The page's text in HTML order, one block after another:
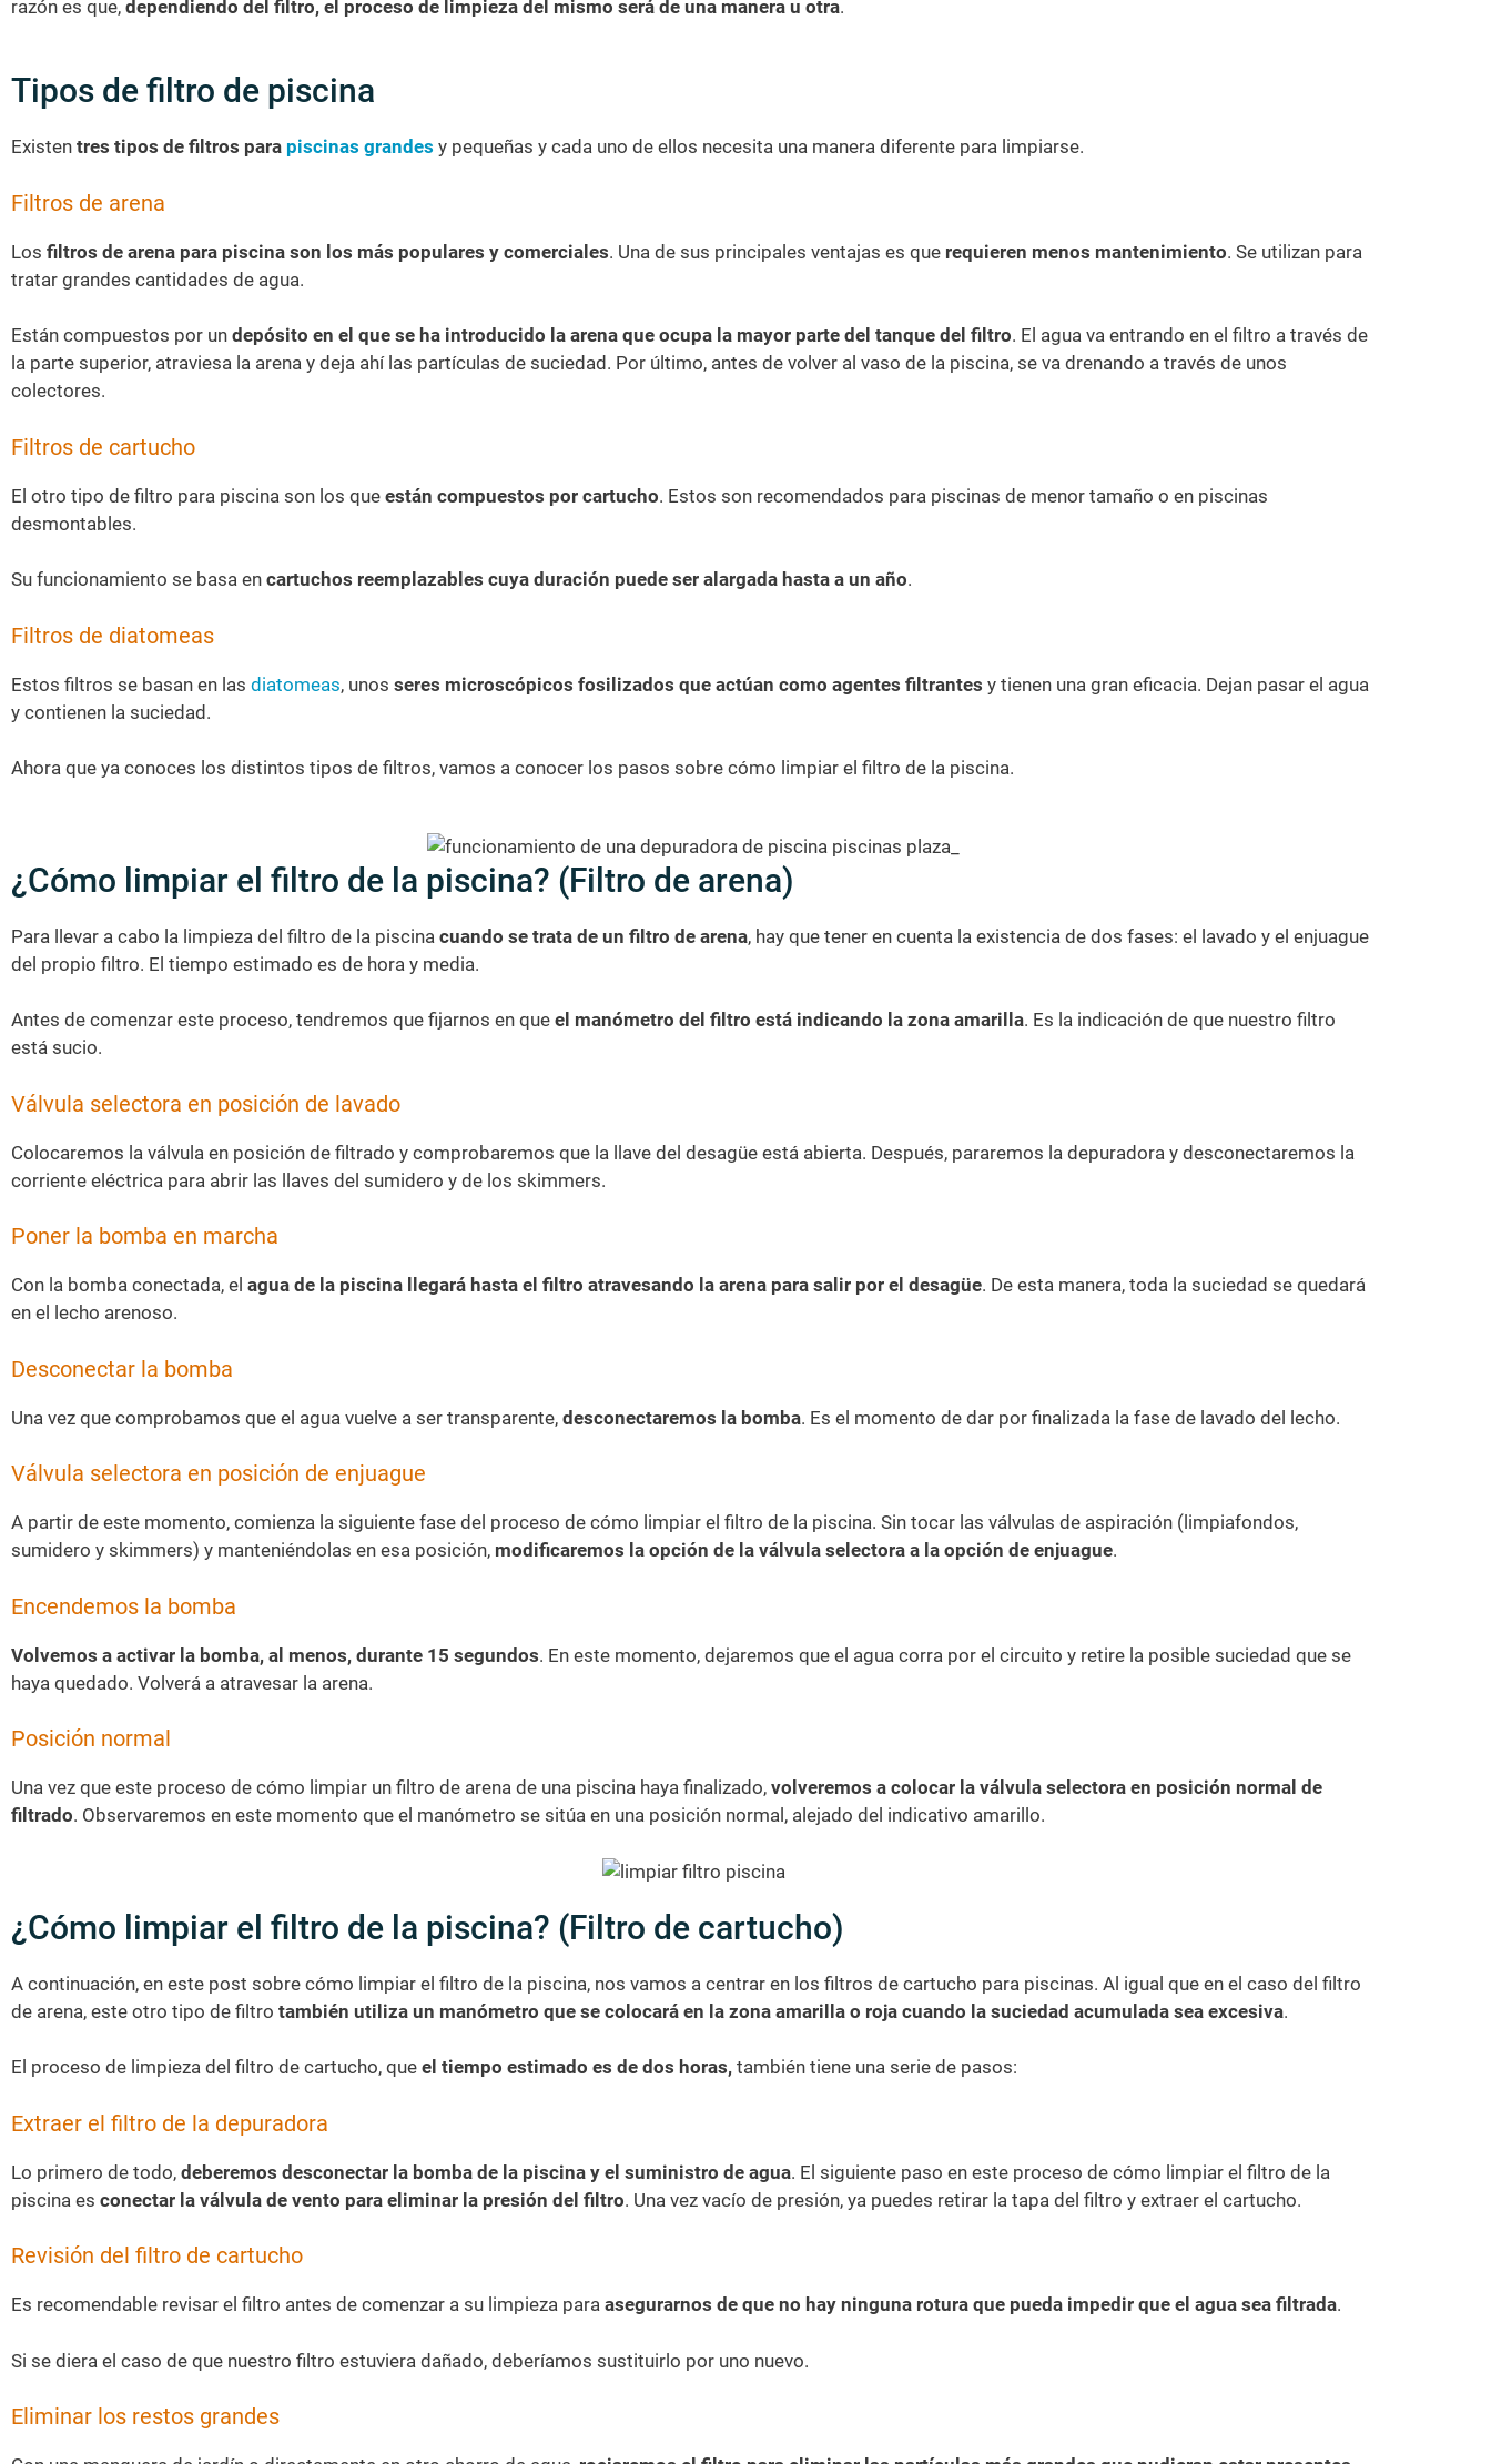
razón es que, dependiendo del filtro, el proceso de limpieza del mismo será de una manera u otra.
Tipos de filtro de piscina
Existen tres tipos de filtros para piscinas grandes y pequeñas y cada uno de ellos necesita una manera diferente para limpiarse.
Filtros de arena
Los filtros de arena para piscina son los más populares y comerciales. Una de sus principales ventajas es que requieren menos mantenimiento. Se utilizan para
tratar grandes cantidades de agua.
Están compuestos por un depósito en el que se ha introducido la arena que ocupa la mayor parte del tanque del filtro. El agua va entrando en el filtro a través de
la parte superior, atraviesa la arena y deja ahí las partículas de suciedad. Por último, antes de volver al vaso de la piscina, se va drenando a través de unos
colectores.
Filtros de cartucho
El otro tipo de filtro para piscina son los que están compuestos por cartucho. Estos son recomendados para piscinas de menor tamaño o en piscinas
desmontables.
Su funcionamiento se basa en cartuchos reemplazables cuya duración puede ser alargada hasta a un año.
Filtros de diatomeas
Estos filtros se basan en las diatomeas, unos seres microscópicos fosilizados que actúan como agentes filtrantes y tienen una gran eficacia. Dejan pasar el agua
y contienen la suciedad.
Ahora que ya conoces los distintos tipos de filtros, vamos a conocer los pasos sobre cómo limpiar el filtro de la piscina.
¿Cómo limpiar el filtro de la piscina? (Filtro de arena)
Para llevar a cabo la limpieza del filtro de la piscina cuando se trata de un filtro de arena, hay que tener en cuenta la existencia de dos fases: el lavado y el enjuague
del propio filtro. El tiempo estimado es de hora y media.
Antes de comenzar este proceso, tendremos que fijarnos en que el manómetro del filtro está indicando la zona amarilla. Es la indicación de que nuestro filtro
está sucio.
Válvula selectora en posición de lavado
Colocaremos la válvula en posición de filtrado y comprobaremos que la llave del desagüe está abierta. Después, pararemos la depuradora y desconectaremos la
corriente eléctrica para abrir las llaves del sumidero y de los skimmers.
Poner la bomba en marcha
Con la bomba conectada, el agua de la piscina llegará hasta el filtro atravesando la arena para salir por el desagüe. De esta manera, toda la suciedad se quedará
en el lecho arenoso.
Desconectar la bomba
Una vez que comprobamos que el agua vuelve a ser transparente, desconectaremos la bomba. Es el momento de dar por finalizada la fase de lavado del lecho.
Válvula selectora en posición de enjuague
A partir de este momento, comienza la siguiente fase del proceso de cómo limpiar el filtro de la piscina. Sin tocar las válvulas de aspiración (limpiafondos,
sumidero y skimmers) y manteniéndolas en esa posición, modificaremos la opción de la válvula selectora a la opción de enjuague.
Encendemos la bomba
Volvemos a activar la bomba, al menos, durante 15 segundos. En este momento, dejaremos que el agua corra por el circuito y retire la posible suciedad que se
haya quedado. Volverá a atravesar la arena.
Posición normal
Una vez que este proceso de cómo limpiar un filtro de arena de una piscina haya finalizado, volveremos a colocar la válvula selectora en posición normal de
filtrado. Observaremos en este momento que el manómetro se sitúa en una posición normal, alejado del indicativo amarillo.
¿Cómo limpiar el filtro de la piscina? (Filtro de cartucho)
A continuación, en este post sobre cómo limpiar el filtro de la piscina, nos vamos a centrar en los filtros de cartucho para piscinas. Al igual que en el caso del filtro
de arena, este otro tipo de filtro también utiliza un manómetro que se colocará en la zona amarilla o roja cuando la suciedad acumulada sea excesiva.
El proceso de limpieza del filtro de cartucho, que el tiempo estimado es de dos horas, también tiene una serie de pasos:
Extraer el filtro de la depuradora
Lo primero de todo, deberemos desconectar la bomba de la piscina y el suministro de agua. El siguiente paso en este proceso de cómo limpiar el filtro de la
piscina es conectar la válvula de vento para eliminar la presión del filtro. Una vez vacío de presión, ya puedes retirar la tapa del filtro y extraer el cartucho.
Revisión del filtro de cartucho
Es recomendable revisar el filtro antes de comenzar a su limpieza para asegurarnos de que no hay ninguna rotura que pueda impedir que el agua sea filtrada.
Si se diera el caso de que nuestro filtro estuviera dañado, deberíamos sustituirlo por uno nuevo.
Eliminar los restos grandes